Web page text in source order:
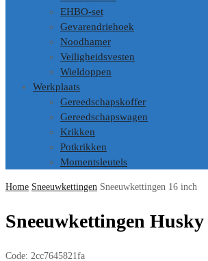
EHBO-set
Gevarendriehoek
Noodhamer
Veiligheidsvesten
Wieldoppen
Werkplaats
Gereedschapskoffer
Gereedschapswagen
Krikken
Potkrikken
Momentsleutels
Home Sneeuwkettingen Sneeuwkettingen 16 inch
Sneeuwkettingen
Code: 2cc7645821fa